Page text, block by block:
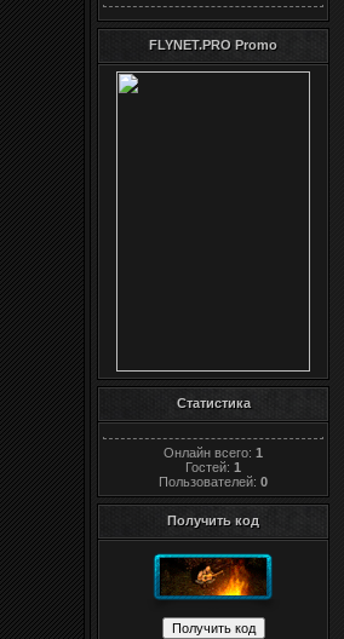
FLYNET.PRO Promo
Статистика
Онлайн всего: 1
Гостей: 1
Пользователей: 0
Получить код